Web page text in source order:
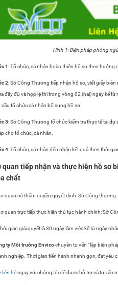
Hình 1: Biện pháp phòng
1 : Tổ chức, cá nhân hoàn thiện hồ sơ theo hướng
2: Sở Công Thương tiếp nhận hồ sơ, viết giấy
đầy đủ và hợp lệ thì trong vòng 02 (hai) ngày kể
cầu tổ chức cá nhân bổ sung hồ sơ.
3: Sở Công Thương tổ chức kiểm tra thực tế tại dự
cho tổ chức, cá nhân.
4: Tổ chức, cá nhân đến nhận kết quả theo thời
quan tiếp nhận và thực hiện hồ sơ
chất
quan có thẩm quyền quyết định: Sở Công thương.
quan trực tiếp thực hiện thủ tục hành chính: Sở
gian giải quyết là 30 ngày làm việc kể từ ngày
ty Môi trường Envicochuyên tư vấn “lập biện
nghiệp. Thời gian tiến hành nhanh gọn, đạt yêu
liên hệngay với chúng tôi để được hỗ trợ và tư vấn